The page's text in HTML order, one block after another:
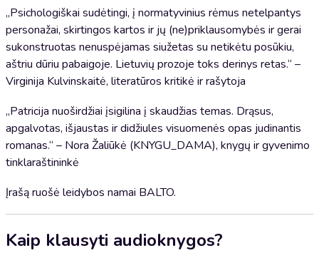
„Psichologiškai sudėtingi, į normatyvinius rėmus netelpantys
personažai, skirtingos kartos ir jų (ne)priklausomybės ir gerai
sukonstruotas nenuspėjamas siužetas su netikėtu posūkiu,
aštriu dūriu pabaigoje. Lietuvių prozoje toks derinys retas.“ –
Virginija Kulvinskaitė, literatūros kritikė ir rašytoja
„Patricija nuoširdžiai įsigilina į skaudžias temas. Drąsus,
apgalvotas, išjaustas ir didžiules visuomenės opas judinantis
romanas.“ – Nora Žaliūkė (KNYGU_DAMA), knygų ir gyvenimo
tinklaraštininkė
Įrašą ruošė leidybos namai BALTO.
Kaip klausyti audioknygos?